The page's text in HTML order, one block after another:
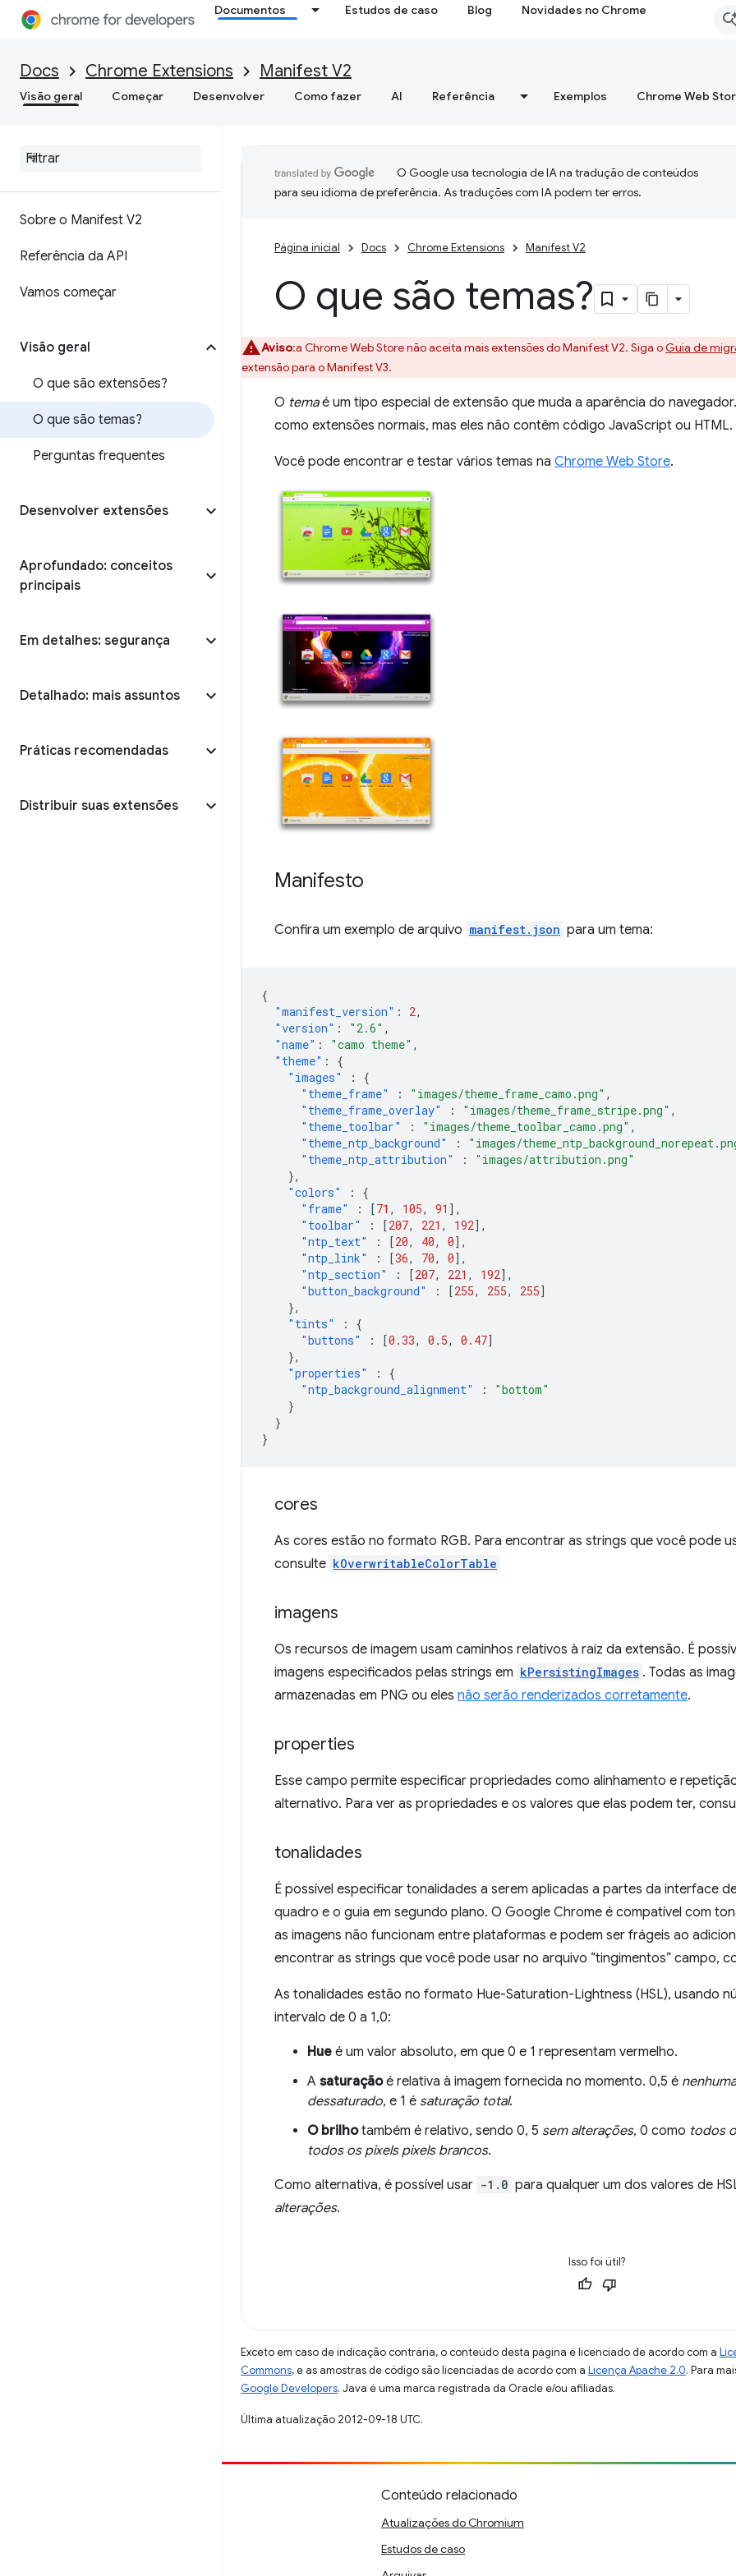
Documentos Estudos de caso Blog Novidades no Chrome
Docs Chrome Extensions Manifest V2
Visão geral Começar Desenvolver Como fazer AI Referência Exemplos Chrome Web
Sobre o Manifest V2
Referência da API
Vamos começar
Visão geral
O que são extensões?
O que são temas?
Perguntas frequentes
Desenvolver extensões
Aprofundado: conceitos
principais
Em detalhes: segurança
Detalhado: mais assuntos
Práticas recomendadas
Distribuir suas extensões
O Google usa tecnologia de IA na tradução de conteúdos
para seu idioma de preferência. As traduções com IA podem ter erros.
Página inicial Docs Chrome Extensions Manifest V2
O que são temas?
Aviso:a Chrome Web Store não aceita mais extensões do Manifest V2. Siga oGuia de
extensão para o Manifest V3.
O temaé um tipo especial de extensão que muda a aparência do
como extensões normais, mas eles não contêm código JavaScript ou HTML.
Você pode encontrar e testar vários temas na Chrome Web Store.
Manifesto
Confira um exemplo de arquivo manifest.json para um tema:
{
"manifest_version" : 2,
"version" : "2.6" ,
"name" : "camo theme" ,
"theme" :
{
"images"
:
{
"theme_frame"
: "images/theme_frame_camo.png" ,
"theme_frame_overlay"
: "images/theme_frame_stripe.png" ,
"theme_toolbar"
: "images/theme_toolbar_camo.png" ,
"theme_ntp_background"
:
"images/
"theme_ntp_attribution"
:
"images/attribution.png"
},
"colors"
:
{
"frame"
: [71 , 105, 91 ],
"toolbar"
: [207, 221 , 192],
"ntp_text"
: [20, 40, 0],
"ntp_link"
: [36, 70, 0],
"ntp_section"
: [207, 221 , 192],
"button_background"
: [255, 255, 255]
},
"tints"
:
{
"buttons"
: [0.33, 0.5, 0.47]
},
"properties"
:
{
"ntp_background_alignment"
:
"bottom"
}
}
}
cores
As cores estão no formato RGB. Para encontrar as strings que você pode
consulte kOverwritableColorTable
imagens
Os recursos de imagem usam caminhos relativos à raiz da extensão. É
imagens especificados pelas strings em kPersistingImages . Todas as
armazenadas em PNG ou eles não serão renderizados corretamente.
properties
Esse campo permite especificar propriedades como alinhamento e
alternativo. Para ver as propriedades e os valores que elas podem ter,
tonalidades
É possível especificar tonalidades a serem aplicadas a partes da interface
quadro e o guia em segundo plano. O Google Chrome é compatível com
as imagens não funcionam entre plataformas e podem ser frágeis ao
encontrar as strings que você pode usar no arquivo “tingimentos” campo,
As tonalidades estão no formato Hue-Saturation-Lightness (HSL), usando
intervalo de 0 a 1,0:
Hue é um valor absoluto, em que 0 e 1 representam vermelho.
A saturaçãoé relativa à imagem fornecida no momento. 0,5 é
dessaturado, e 1 é saturação total.
O brilhotambém é relativo, sendo 0, 5 sem alterações, 0 como todos
todos os pixels pixels brancos.
Como alternativa, é possível usar -1.0 para qualquer um dos valores de
alterações.
Isso foi útil?
Exceto em caso de indicação contrária, o conteúdo desta página é licenciado de acordo com a
Commons, e as amostras de código são licenciadas de acordo com a Licença Apache 2.0. Para
Google Developers. Java é uma marca registrada da Oracle e/ou afiliadas.
Última atualização 2012-09-18 UTC.
Conteúdo relacionado
Atualizações do Chromium
Estudos de caso